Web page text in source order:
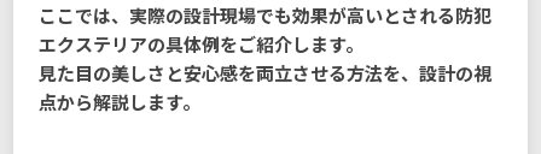
ここでは、実際の設計現場でも効果が高いとされる防犯
エクステリアの具体例をご紹介します。
見た目の美しさと安心感を両立させる方法を、設計の視
点から解説します。